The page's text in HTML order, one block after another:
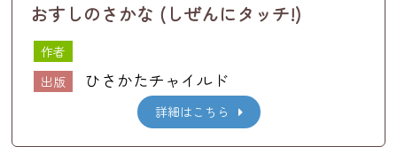
おすしのさかな (しぜんにタッチ!)
作者
出版
ひさかたチャイルド
詳細はこちら